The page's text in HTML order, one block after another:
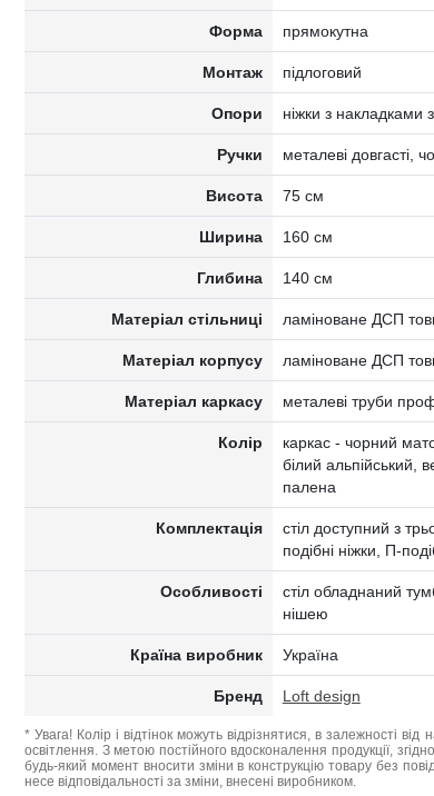
Форма прямокутна
Монтаж підлоговий
Опори ніжки з накладками
Ручки металеві довгасті,
Висота 75 см
Ширина 160 см
Глибина 140 см
Матеріал стільниці ламіноване ДСП
Матеріал корпусу ламіноване ДСП
Матеріал каркасу металеві труби
Колір
каркас - чорний
білий альпійський,
палена
Комплектація
стіл доступний з
подібні ніжки, П-
Особливості
стіл обладнаний
нішею
Країна виробник Україна
Бренд Loft design
* Увага! Колір і відтінок можуть відрізнятися, в залежності
освітлення. З метою постійного вдосконалення продукції,
будь-який момент вносити зміни в конструкцію товару без
несе відповідальності за зміни, внесені виробником.